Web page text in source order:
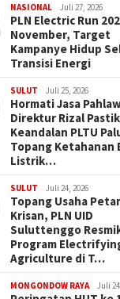
NASIONAL Juli 27, 2026
PLN Electric Run
November, Target
Kampanye Hidup
Transisi Energi
SULUT Juli 25, 2026
Hormati Jasa
Direktur Rizal
Keandalan PLTU
Topang Ketahanan
Listrik…
SULUT Juli 24, 2026
Topang Usaha
Krisan, PLN UID
Suluttenggo
Program
Agriculture di T…
MONGONDOW RAYA Juli